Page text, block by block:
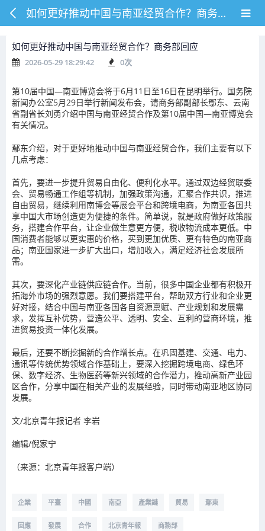
如何更好推动中国与南亚经贸合作？商务部回应
如何更好推动中国与南亚经贸合作？商务部回应
2026-05-29 18:29:42 0次
第10届中国—南亚博览会将于6月11日至16日在昆明举行。国务院
新闻办公室5月29日举行新闻发布会，请商务部副部长鄢东、云南
省副省长刘勇介绍中国与南亚经贸合作及第10届中国—南亚博览会
有关情况。
鄢东介绍，对于更好地推动中国与南亚经贸合作，我们主要有以下
几点考虑：
首先，要进一步提升贸易自由化、便利化水平。通过双边经贸联委
会、贸易畅通工作组等机制，加强政策沟通，汇聚合作共识，推进
自由贸易，继续利用南博会等展会平台和跨境电商，为南亚各国共
享中国大市场创造更为便捷的条件。简单说，就是政府做好政策服
务，搭建合作平台，让企业做生意更方便，税收物流成本更低。中
国消费者能够以更实惠的价格，买到更加优质、更有特色的南亚商
品；南亚国家进一步扩大出口，增加收入，满足经济社会发展所
需。
其次，要深化产业链供应链合作。当前，很多中国企业都有积极开
拓海外市场的强烈意愿。我们要搭建平台，帮助双方行业和企业更
好对接，结合中国与南亚各国各自资源禀赋、产业规划和发展需
求，发挥互补优势，营造公平、透明、安全、互利的营商环境，推
进贸易投资一体化发展。
最后，还要不断挖掘新的合作增长点。在巩固基建、交通、电力、
通讯等传统优势领域合作基础上，要深入挖掘跨境电商、绿色环
保、数字经济、生物医药等新兴领域的合作潜力，推动高新产业园
区合作，分享中国在相关产业的发展经验，同时带动南亚地区协同
发展。
文/北京青年报记者 李岩
编辑/倪家宁
（来源：北京青年报客户端）
企業 平臺 中國 南亞 產業鏈 貿易 鄢東
回應 發展 合作 北京青年報 商務部